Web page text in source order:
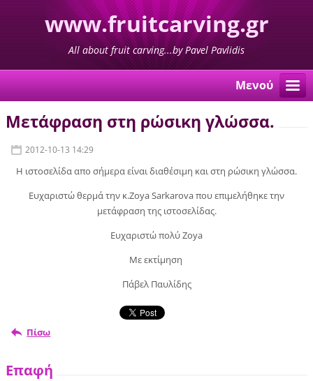
www.fruitcarving.gr
All about fruit carving...by Pavel Pavlidis
Μενού
Μετάφραση στη ρώσικη γλώσσα.
2012-10-13 14:29
Η ιστοσελίδα απο σήμερα είναι διαθέσιμη και στη ρώσικη γλώσσα.
Ευχαριστώ θερμά την κ.Zoya Sarkarova που επιμελήθηκε την
μετάφραση της ιστοσελίδας.
Ευχαριστώ πολύ Zoya
Με εκτίμηση
Πάβελ Παυλίδης
Πίσω
Επαφή